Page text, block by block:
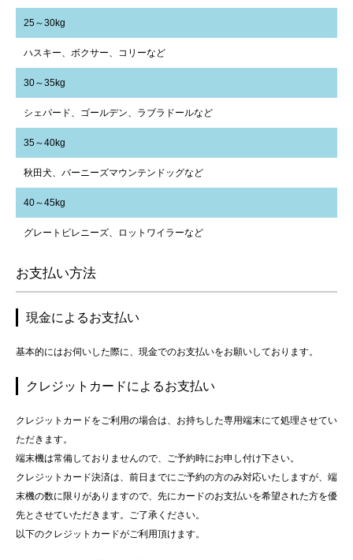
25～30kg
ハスキー、ボクサー、コリーなど
30～35kg
シェパード、ゴールデン、ラブラドールなど
35～40kg
秋田犬、バーニーズマウンテンドッグなど
40～45kg
グレートピレニーズ、ロットワイラーなど
お支払い方法
現金によるお支払い
基本的にはお伺いした際に、現金でのお支払いをお願いしております。
クレジットカードによるお支払い
クレジットカードをご利用の場合は、お持ちした専用端末にて処理させてい
ただきます。
端末機は常備しておりませんので、ご予約時にお申し付け下さい。
クレジットカード決済は、前日までにご予約の方のみ対応いたしますが、端
末機の数に限りがありますので、先にカードのお支払いを希望された方を優
先とさせていただきます。ご了承ください。
以下のクレジットカードがご利用頂けます。